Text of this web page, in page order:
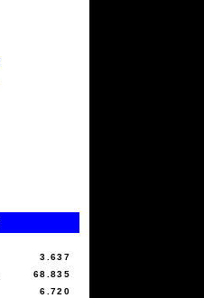
3.637
68.835
6.720